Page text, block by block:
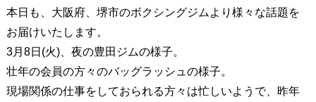
本日も、大阪府、堺市のボクシングジムより様々な話題を
お届けいたします。
3月8日(火)、夜の豊田ジムの様子。
壮年の会員の方々のバッグラッシュの様子。
現場関係の仕事をしておられる方々は忙しいようで、昨年